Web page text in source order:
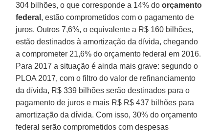
304 bilhões, o que corresponde a 14% doorçamento
federal , estão comprometidos com o pagamento de
juros. Outros 7,6%, o equivalente a R$ 160 bilhões,
estão destinados à amortização da dívida, chegando
a comprometer 21,6% do orçamento federal em 2016.
Para 2017 a situação é ainda mais grave: segundo o
PLOA 2017, com o filtro do valor de refinanciamento
da dívida, R$ 339 bilhões serão destinados para o
pagamento de juros e mais R$ R$ 437 bilhões para
amortização da dívida. Com isso, 30% do orçamento
federal serão comprometidos com despesas